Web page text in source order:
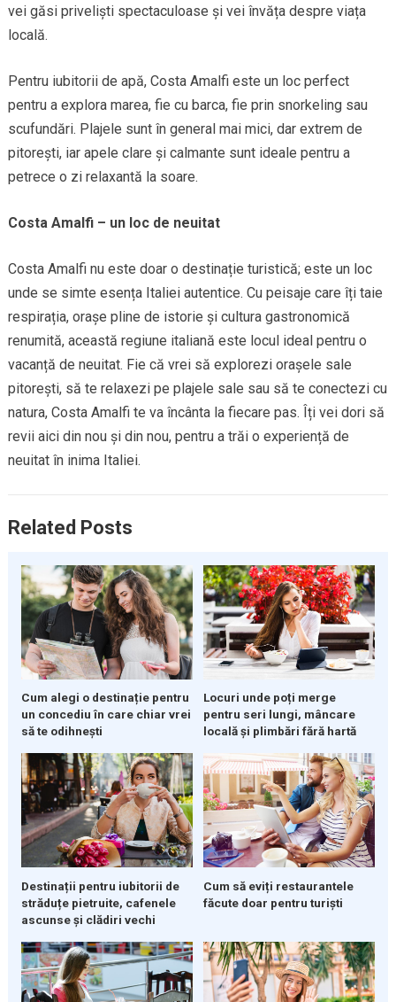
vei găsi priveliști spectaculoase și vei învăța despre viața
locală.
Pentru iubitorii de apă, Costa Amalfi este un loc perfect
pentru a explora marea, fie cu barca, fie prin snorkeling sau
scufundări. Plajele sunt în general mai mici, dar extrem de
pitorești, iar apele clare și calmante sunt ideale pentru a
petrece o zi relaxantă la soare.
Costa Amalfi – un loc de neuitat
Costa Amalfi nu este doar o destinație turistică; este un loc
unde se simte esența Italiei autentice. Cu peisaje care îți taie
respirația, orașe pline de istorie și cultura gastronomică
renumită, această regiune italiană este locul ideal pentru o
vacanță de neuitat. Fie că vrei să explorezi orașele sale
pitorești, să te relaxezi pe plajele sale sau să te conectezi cu
natura, Costa Amalfi te va încânta la fiecare pas. Îți vei dori să
revii aici din nou și din nou, pentru a trăi o experiență de
neuitat în inima Italiei.
Related Posts
Cum alegi o destinație pentru
un concediu în care chiar vrei
să te odihnești
Locuri unde poți merge
pentru seri lungi, mâncare
locală și plimbări fără hartă
Destinații pentru iubitorii de
străduțe pietruite, cafenele
ascunse și clădiri vechi
Cum să eviți restaurantele
făcute doar pentru turiști